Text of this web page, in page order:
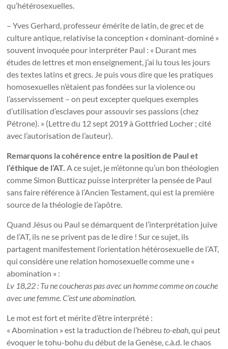
qu’hétérosexuelles.
– Yves Gerhard, professeur émérite de latin, de grec et de
culture antique, relativise la conception « dominant-dominé »
souvent invoquée pour interpréter Paul : « Durant mes
études de lettres et mon enseignement, j’ai lu tous les jours
des textes latins et grecs. Je puis vous dire que les pratiques
homosexuelles n’étaient pas fondées sur la violence ou
l’asservissement – on peut excepter quelques exemples
d’utilisation d’esclaves pour assouvir ses passions (chez
Pétrone). » (Lettre du 12 sept 2019 à Gottfried Locher ; cité
avec l’autorisation de l’auteur).
Remarquons la cohérence entre la position de Paul et
l’éthique de l’AT.A ce sujet, je m’étonne qu’un bon théologien
comme Simon Butticaz puisse interpréter la pensée de Paul
sans faire référence à l’Ancien Testament, qui est la première
source de la théologie de l’apôtre.
Quand Jésus ou Paul se démarquent de l’interprétation juive
de l’AT, ils ne se privent pas de le dire ! Sur ce sujet, ils
partagent manifestement l’orientation hétérosexuelle de l’AT,
qui considère une relation homosexuelle comme une «
abomination » :
Lv 18,22 : Tu ne coucheras pas avec un homme comme on couche
avec une femme. C’est une abomination.
Le mot est fort et mérite d’être interprété :
« Abomination » est la traduction de l’hébreuto-ebah, qui peut
évoquer le tohu-bohu du début de la Genèse, c.à.d. le chaos